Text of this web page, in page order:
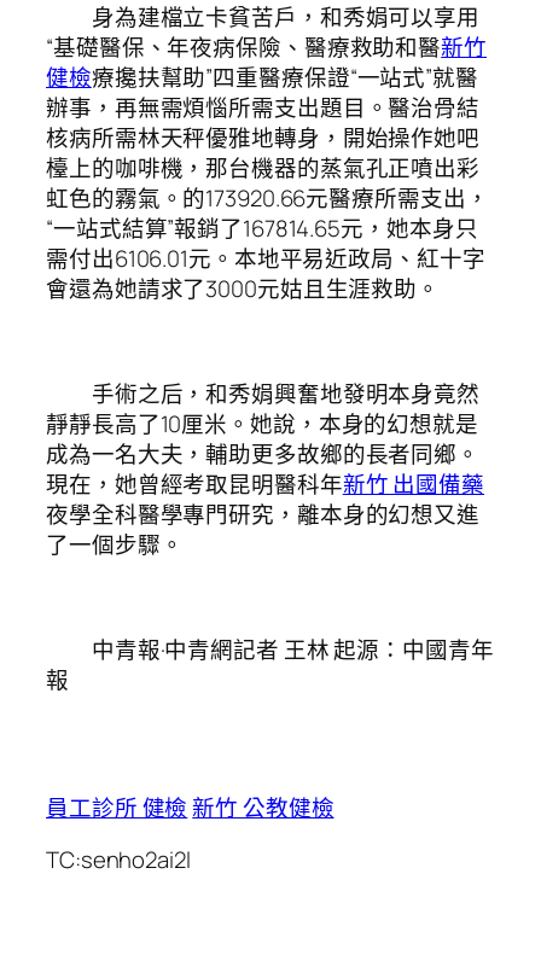
身為建檔立卡貧苦戶，和秀娟可以享用
“基礎醫保、年夜病保險、醫療救助和醫新竹
健檢療攙扶幫助”四重醫療保證“一站式”就醫
辦事，再無需煩惱所需支出題目。醫治骨結
核病所需林天秤優雅地轉身，開始操作她吧
檯上的咖啡機，那台機器的蒸氣孔正噴出彩
虹色的霧氣。的173920.66元醫療所需支出，
“一站式結算”報銷了167814.65元，她本身只
需付出6106.01元。本地平易近政局、紅十字
會還為她請求了3000元姑且生涯救助。
手術之后，和秀娟興奮地發明本身竟然
靜靜長高了10厘米。她說，本身的幻想就是
成為一名大夫，輔助更多故鄉的長者同鄉。
現在，她曾經考取昆明醫科年新竹 出國備藥
夜學全科醫學專門研究，離本身的幻想又進
了一個步驟。
中青報·中青網記者 王林 起源：中國青年
報
員工診所 健檢 新竹 公教健檢
TC:senho2ai2l